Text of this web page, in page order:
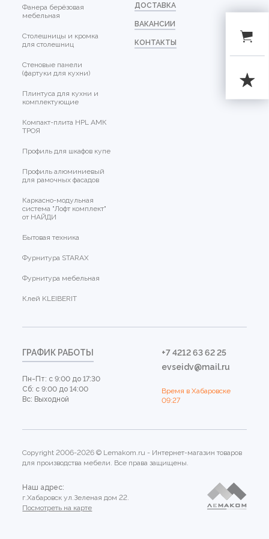
Фанера берёзовая
мебельная
Столешницы и кромка
для столешниц
Стеновые панели
(фартуки для кухни)
Плинтуса для кухни и
комплектующие
Компакт-плита HPL АМК
ТРОЯ
Профиль для шкафов купе
Профиль алюминиевый
для рамочных фасадов
Каркасно-модульная
система "Лофт комплект"
от НАЙДИ
Бытовая техника
Фурнитура STARAX
Фурнитура мебельная
Клей KLEIBERIT
ДОСТАВКА
ВАКАНСИИ
КОНТАКТЫ
ГРАФИК РАБОТЫ
Пн-Пт: с 9:00 до 17:30
Сб: с 9:00 до 14:00
Вс: Выходной
+7 4212 63 62 25
evseidv@mail.ru
Время в Хабаровске
09:27
Copyright 2006-2026 © Lemakom.ru - Интернет-магазин товаров
для производства мебели. Все права защищены.
Наш адрес:
г.Хабаровск ул.Зеленая дом 22.
Посмотреть на карте